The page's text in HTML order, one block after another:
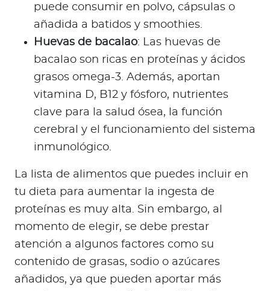
puede consumir en polvo, cápsulas o
añadida a batidos y smoothies.
Huevas de bacalao: Las huevas de
bacalao son ricas en proteínas y ácidos
grasos omega-3. Además, aportan
vitamina D, B12 y fósforo, nutrientes
clave para la salud ósea, la función
cerebral y el funcionamiento del sistema
inmunológico.
La lista de alimentos que puedes incluir en
tu dieta para aumentar la ingesta de
proteínas es muy alta. Sin embargo, al
momento de elegir, se debe prestar
atención a algunos factores como su
contenido de grasas, sodio o azúcares
añadidos, ya que pueden aportar más